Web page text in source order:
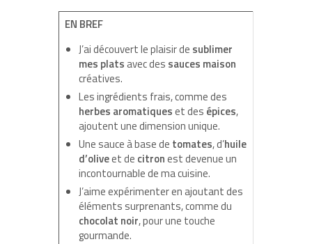
EN BREF
J’ai découvert le plaisir de sublimer
mes plats avec des sauces maison
créatives.
Les ingrédients frais, comme des
herbes aromatiqueset des épices,
ajoutent une dimension unique.
Une sauce à base de tomates, d’huile
d’oliveet de citronest devenue un
incontournable de ma cuisine.
J’aime expérimenter en ajoutant des
éléments surprenants, comme du
chocolat noir, pour une touche
gourmande.